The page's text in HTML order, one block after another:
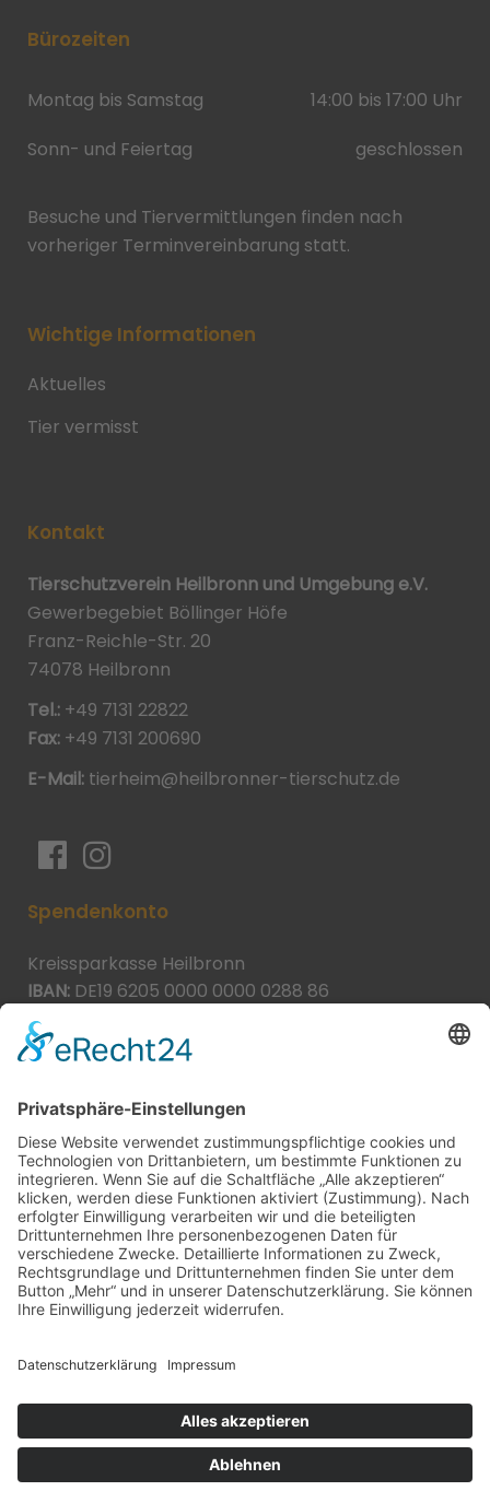
Bürozeiten
Montag bis Samstag
14:00 bis 17:00 Uhr
Sonn- und Feiertag
geschlossen
Besuche und Tiervermittlungen finden nach
vorheriger Terminvereinbarung statt.
Wichtige Informationen
Aktuelles
Tier vermisst
Kontakt
Tierschutzverein Heilbronn und Umgebung e.V.
Gewerbegebiet Böllinger Höfe
Franz-Reichle-Str. 20
74078 Heilbronn
Tel.: +49 7131 22822
Fax: +49 7131 200690
E-Mail: tierheim@heilbronner-tierschutz.de
Spendenkonto
Kreissparkasse Heilbronn
IBAN: DE19 6205 0000 0000 0288 86
BIC:
Spende direkt via PayPal
JETZT SPENDEN
paypal@heilbronner-tierschutz.de
© 2021Systemhaus JOAM
Datenschutzerklärung